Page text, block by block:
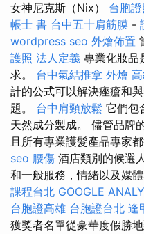
女神尼克斯（Nix） 台胞
帳士 書 台中五十肩筋膜 -
wordpress seo 外燴佈置
護照 法人定義 專業化妝品
求。 台中氣結推拿 外燴
計的公式可以解決痤瘡和
題。 台中肩頸放鬆 它們包
天然成分製成。 儘管品牌
且所有專業護髮產品專家
seo 腰傷 酒店類別的候選
和一般服務，情緒以及媒
課程台北 GOOGLE
台胞證高雄 台胞證台北 逢
獲獎者名單從豪華度假勝